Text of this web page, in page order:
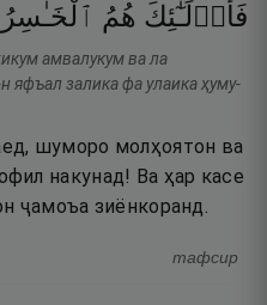
فَأُو۟لَـٰٓئِكَ هُمُ
амвалукум ва ла
яфъал залика фа улаика ҳуму-
шуморо молҳоятон ва
накунад! Ва ҳар касе
ҷамоъа зиёнкоранд.
тафсир